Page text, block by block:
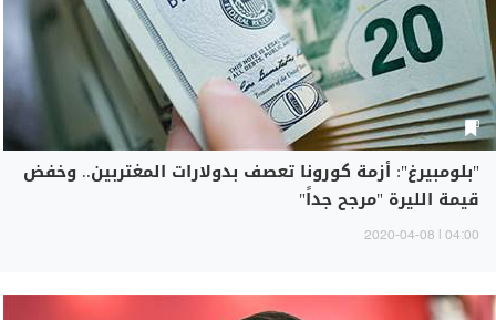
"بلومبيرغ": أزمة كورونا تعصف بدولارات المغتربين.. وخفض
قيمة الليرة "مرجح جداً"
04:00 | 2020-04-08